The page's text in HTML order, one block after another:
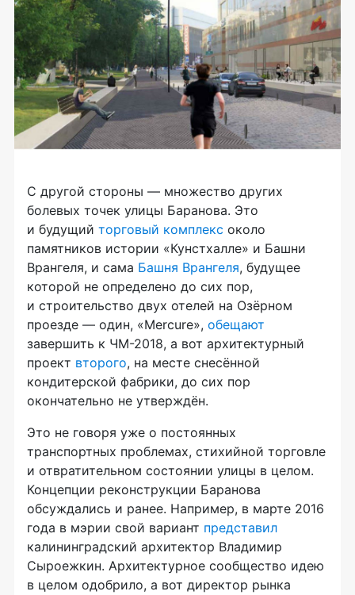
С другой стороны — множество других
болевых точек улицы Баранова. Это
и будущий торговый комплекс около
памятников истории «Кунстхалле» и Башни
Врангеля, и сама Башня Врангеля, будущее
которой не определено до сих пор,
и строительство двух отелей на Озёрном
проезде — один, «Mercure», обещают
завершить к ЧМ-2018, а вот архитектурный
проект второго, на месте снесённой
кондитерской фабрики, до сих пор
окончательно не утверждён.
Это не говоря уже о постоянных
транспортных проблемах, стихийной торговле
и отвратительном состоянии улицы в целом.
Концепции реконструкции Баранова
обсуждались и ранее. Например, в марте 2016
года в мэрии свой вариант представил
калининградский архитектор Владимир
Сыроежкин. Архитектурное сообщество идею
в целом одобрило, а вот директор рынка